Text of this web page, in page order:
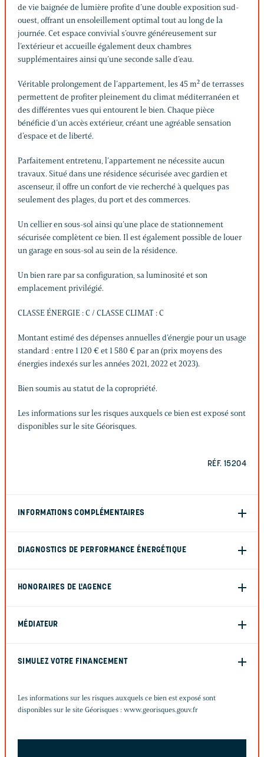
de vie baignée de lumière profite d’une double exposition sud-
ouest, offrant un ensoleillement optimal tout au long de la
journée. Cet espace convivial s’ouvre généreusement sur
l’extérieur et accueille également deux chambres
supplémentaires ainsi qu’une seconde salle d’eau.
Véritable prolongement de l’appartement, les 45 m² de terrasses
permettent de profiter pleinement du climat méditerranéen et
des différentes vues qui entourent le bien. Chaque pièce
bénéficie d’un accès extérieur, créant une agréable sensation
d’espace et de liberté.
Parfaitement entretenu, l’appartement ne nécessite aucun
travaux. Situé dans une résidence sécurisée avec gardien et
ascenseur, il offre un confort de vie recherché à quelques pas
seulement des plages, du port et des commerces.
Un cellier en sous-sol ainsi qu’une place de stationnement
sécurisée complètent ce bien. Il est également possible de louer
un garage en sous-sol au sein de la résidence.
Un bien rare par sa configuration, sa luminosité et son
emplacement privilégié.
CLASSE ÉNERGIE : C / CLASSE CLIMAT : C
Montant estimé des dépenses annuelles d’énergie pour un usage
standard : entre 1 120 € et 1 580 € par an (prix moyens des
énergies indexés sur les années 2021, 2022 et 2023).
Bien soumis au statut de la copropriété.
Les informations sur les risques auxquels ce bien est exposé sont
disponibles sur le site Géorisques.
RÉF. 15204
INFORMATIONS COMPLÉMENTAIRES
DIAGNOSTICS DE PERFORMANCE ÉNERGÉTIQUE
HONORAIRES DE L'AGENCE
MÉDIATEUR
SIMULEZ VOTRE FINANCEMENT
Les informations sur les risques auxquels ce bien est exposé sont
disponibles sur le site Géorisques : www.georisques.gouv.fr